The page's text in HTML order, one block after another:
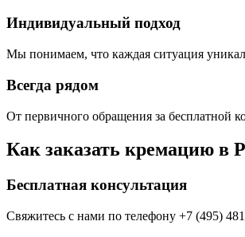
Индивидуальный подход
Мы понимаем, что каждая ситуация
Всегда рядом
От первичного обращения за бесплатной
Как заказать кремацию в
Бесплатная консультация
Свяжитесь с нами по телефону +7 (495)